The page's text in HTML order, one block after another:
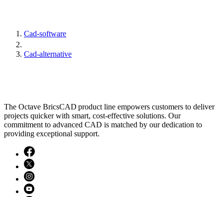
Cad-software
Cad-alternative
The Octave BricsCAD product line empowers customers to deliver
projects quicker with smart, cost-effective solutions. Our
commitment to advanced CAD is matched by our dedication to
providing exceptional support.